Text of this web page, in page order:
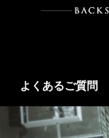
よくあるご質問